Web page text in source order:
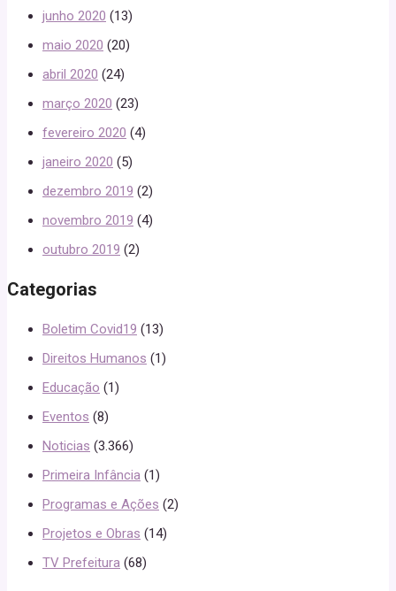
junho 2020 (13)
maio 2020 (20)
abril 2020 (24)
março 2020 (23)
fevereiro 2020 (4)
janeiro 2020 (5)
dezembro 2019 (2)
novembro 2019 (4)
outubro 2019 (2)
Categorias
Boletim Covid19 (13)
Direitos Humanos (1)
Educação (1)
Eventos (8)
Noticias (3.366)
Primeira Infância (1)
Programas e Ações (2)
Projetos e Obras (14)
TV Prefeitura (68)